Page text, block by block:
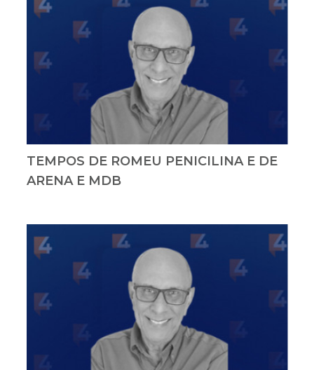
TEMPOS DE ROMEU PENICILINA E DE
ARENA E MDB